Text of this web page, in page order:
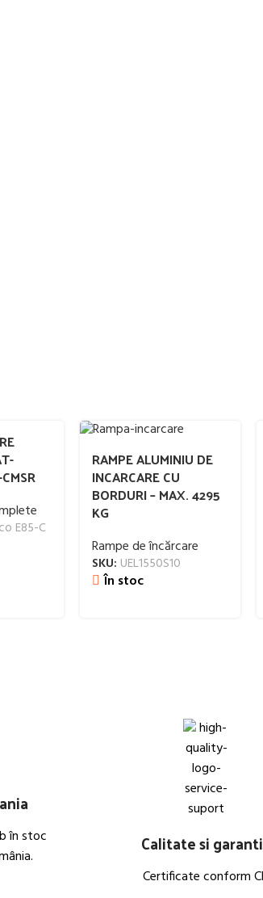
E85-C
RAMPE ALUMINIU DE
INCARCARE CU
BORDURI – MAX. 4295
KG
Rampe de încărcare
SKU: UEL1550S10
În stoc
în stoc
Calitate si
Certificate conform